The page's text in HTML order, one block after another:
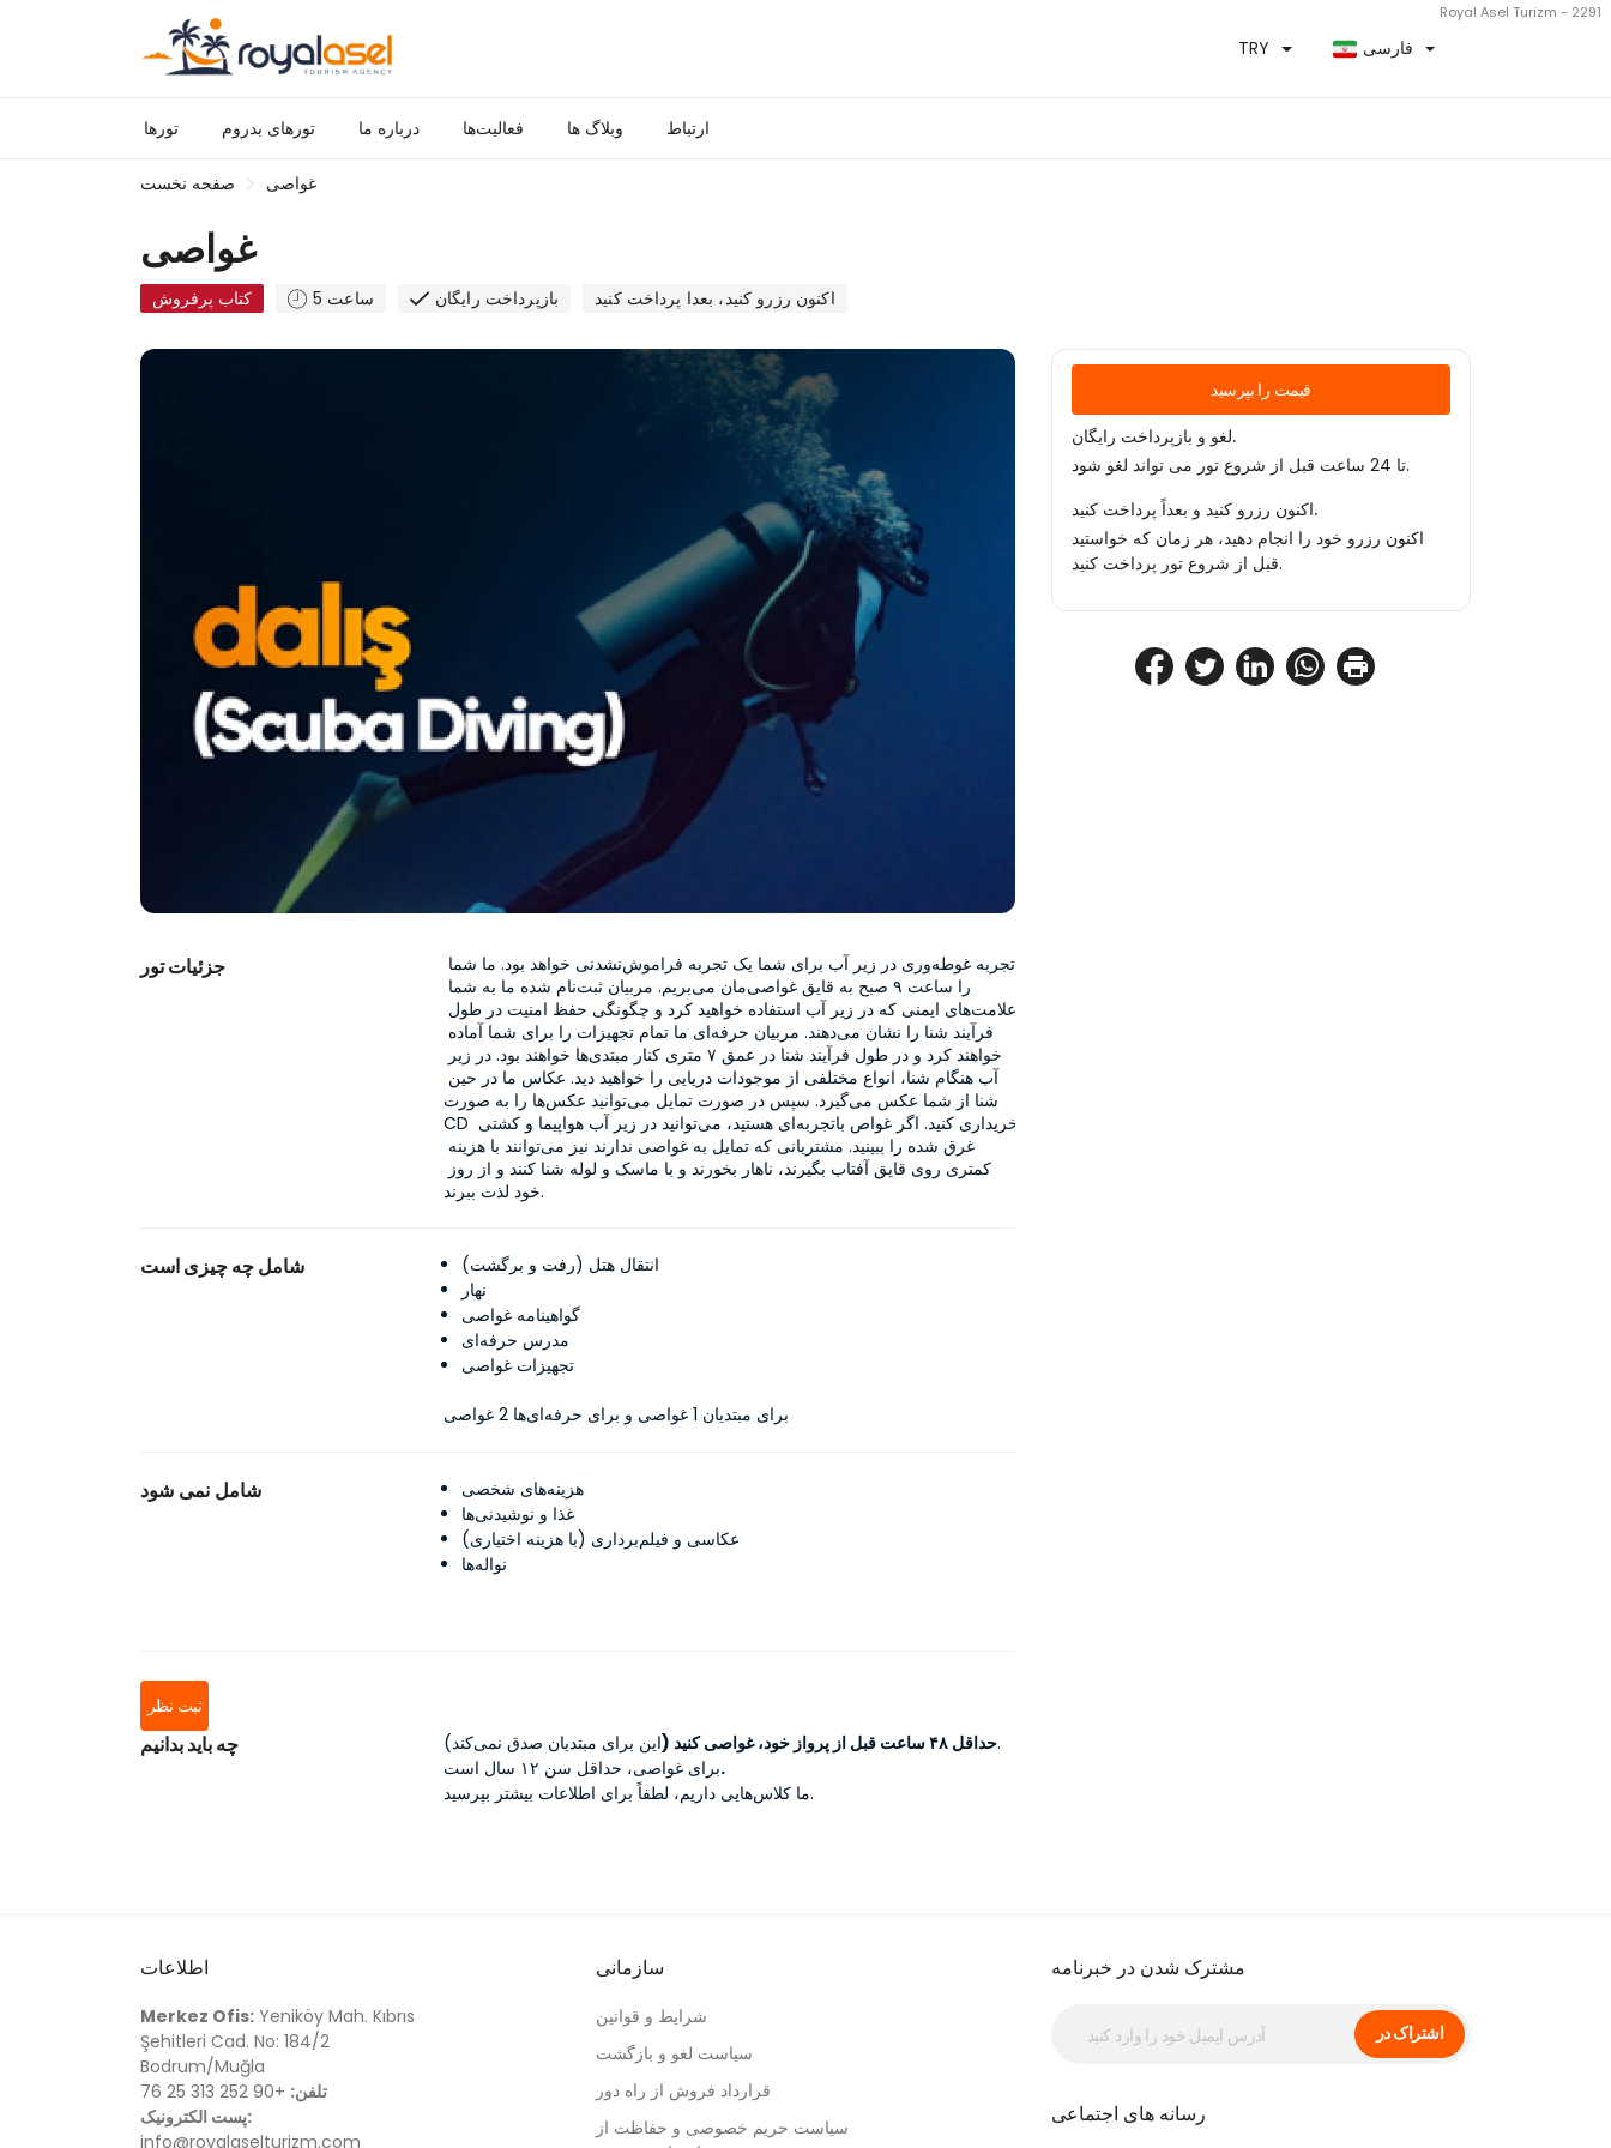
Royal Asel Turizm - 2291
TRY فارسی
تورها تورهای بدروم درباره ما فعالیت‌ها وبلاگ ها ارتباط
صفحه نخست غواصی
غواصی
کتاب پرفروش 5 ساعت بازپرداخت رایگان اکنون رزرو کنید، بعدا پرداخت کنید
جزئیات تور
شنا از شما عکس می‌گیرد. سپس در صورت تمایل می‌توانید عکس‌ها را به صورت
CD خریداری کنید. اگر غواص باتجربه‌ای هستید، می‌توانید در زیر آب هواپیما و کشتی
خود لذت ببرند.
شامل چه چیزی است
انتقال هتل (رفت و برگشت)
نهار
گواهینامه غواصی
مدرس حرفه‌ای
تجهیزات غواصی
برای مبتدیان 1 غواصی و برای حرفه‌ای‌ها 2 غواصی
شامل نمی شود
هزینه‌های شخصی
غذا و نوشیدنی‌ها
عکاسی و فیلم‌برداری (با هزینه اختیاری)
نواله‌ها
ثبت نظر
چه باید بدانیم حداقل ۴۸ ساعت قبل از پرواز خود، غواصی کنید (این برای مبتدیان صدق نمی‌کند).
برای غواصی، حداقل سن ۱۲ سال است.
ما کلاس‌هایی داریم، لطفاً برای اطلاعات بیشتر بپرسید.
قیمت را بپرسید
لغو و بازپرداخت رایگان.
تا 24 ساعت قبل از شروع تور می تواند لغو شود.
اکنون رزرو کنید و بعداً پرداخت کنید.
اکنون رزرو خود را انجام دهید، هر زمان که خواستید
قبل از شروع تور پرداخت کنید.
اطلاعات
Merkez Ofis: Yeniköy Mah. Kıbrıs
Şehitleri Cad. No: 184/2
Bodrum/Muğla
تلفن: +90 252 313 25 76
پست الکترونیک:
info@royalaselturizm.com
سازمانی
شرایط و قوانین
سیاست لغو و بازگشت
قرارداد فروش از راه دور
سیاست حریم خصوصی و حفاظت از
مشترک شدن در خبرنامه
اشتراک در
رسانه های اجتماعی